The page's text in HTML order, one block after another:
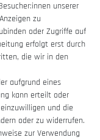
unserer
zu
oder Zugriffe auf
erfolgt erst durch
die wir in den
aufgrund eines
kann erteilt oder
und die
oder zu widerrufen.
zur Verwendung